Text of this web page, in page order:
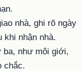
nhà, ghi rõ ngày
khi nhận nhà.
ba, như môi giới,
chắc.